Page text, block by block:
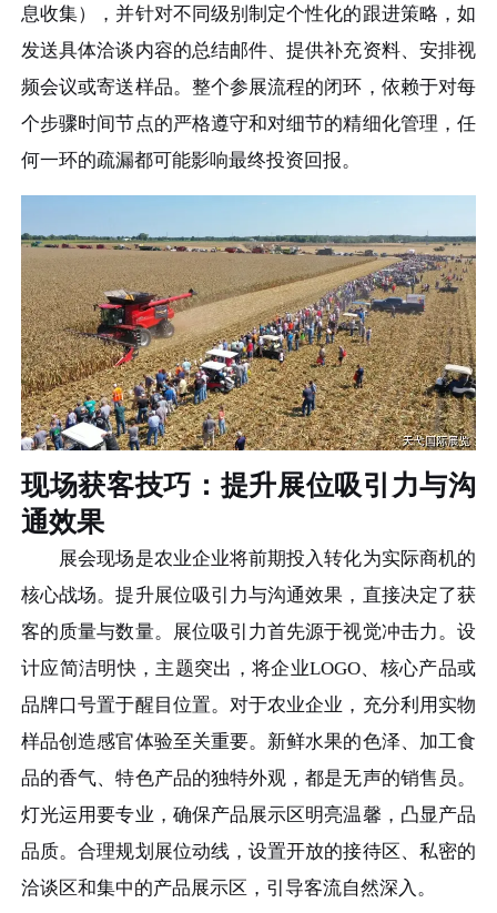
息收集），并针对不同级别制定个性化的跟进策略，如
发送具体洽谈内容的总结邮件、提供补充资料、安排视
频会议或寄送样品。整个参展流程的闭环，依赖于对每
个步骤时间节点的严格遵守和对细节的精细化管理，任
何一环的疏漏都可能影响最终投资回报。
现场获客技巧：提升展位吸引力与沟
通效果
展会现场是农业企业将前期投入转化为实际商机的
核心战场。提升展位吸引力与沟通效果，直接决定了获
客的质量与数量。展位吸引力首先源于视觉冲击力。设
计应简洁明快，主题突出，将企业LOGO、核心产品或
品牌口号置于醒目位置。对于农业企业，充分利用实物
样品创造感官体验至关重要。新鲜水果的色泽、加工食
品的香气、特色产品的独特外观，都是无声的销售员。
灯光运用要专业，确保产品展示区明亮温馨，凸显产品
品质。合理规划展位动线，设置开放的接待区、私密的
洽谈区和集中的产品展示区，引导客流自然深入。